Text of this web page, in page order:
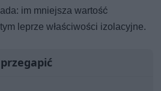
im mniejsza wartość
leprze właściwości izolacyjne.